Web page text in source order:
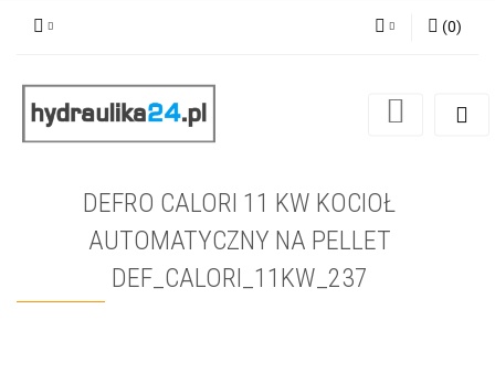
Zarejestruj się
(0)
DEFRO CALORI 11 KW KOCIOŁ
AUTOMATYCZNY NA PELLET
DEF_CALORI_11KW_237